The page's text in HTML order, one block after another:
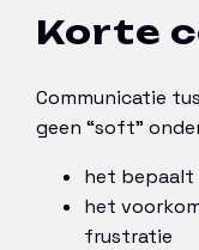
Korte
Communicatie
geen “soft”
het
het
frustratie